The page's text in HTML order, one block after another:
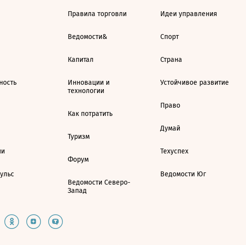
Правила торговли
Ведомости&
Капитал
Инновации и
технологии
Как потратить
Туризм
Форум
Ведомости Северо-
Запад
Идеи управления
Спорт
Страна
Устойчивое развитие
Право
Думай
Техуспех
Ведомости Юг